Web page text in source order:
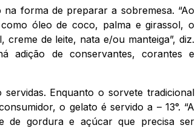
forma de preparar a sobremesa. “Ao
óleo de coco, palma e girassol, o
de leite, nata e/ou manteiga”, diz.
adição de conservantes, corantes e
Enquanto o sorvete tradicional
o gelato é servido a – 13°. “A
de gordura e açúcar que precisa ser